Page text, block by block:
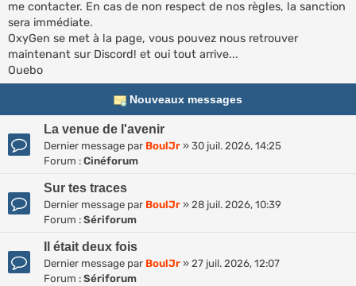
me contacter. En cas de non respect de nos règles, la sanction
sera immédiate.
OxyGen se met à la page, vous pouvez nous retrouver
maintenant sur Discord! et oui tout arrive...
Ouebo
Nouveaux messages
La venue de l'avenir
Dernier message par BoulJr » 30 juil. 2026, 14:25
Forum : Cinéforum
Sur tes traces
Dernier message par BoulJr » 28 juil. 2026, 10:39
Forum : Sériforum
Il était deux fois
Dernier message par BoulJr » 27 juil. 2026, 12:07
Forum : Sériforum